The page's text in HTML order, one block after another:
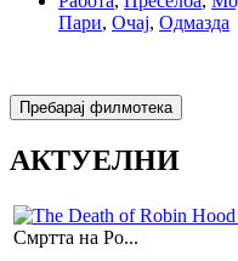
Пари, Очај, Одмазда
АКТУЕЛНИ
Смртта на Ро...